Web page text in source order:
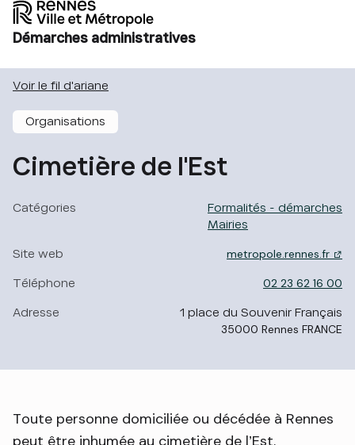
Démarches administratives
Voir le fil d'ariane
Cimetière de l'Est
Organisations
Catégories
Formalités - démarches
Mairies
Site web metropole.rennes.fr -
Téléphone 02 23 62 16 00
Adresse
1 place du Souvenir Français
35000 Rennes FRANCE
Toute personne domiciliée ou décédée à Rennes
peut être inhumée au cimetière de l’Est.